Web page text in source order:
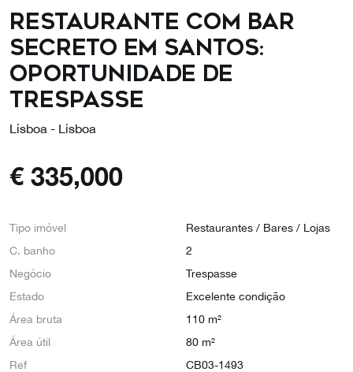
Restaurante com Bar
Secreto em Santos:
Oportunidade de
Trespasse
Lisboa - Lisboa
€ 335,000
Tipo imóvel
Restaurantes / Bares / Lojas
C. banho
2
Negócio
Trespasse
Estado
Excelente condição
Área bruta
110 m²
Área útil
80 m²
Ref
CB03-1493